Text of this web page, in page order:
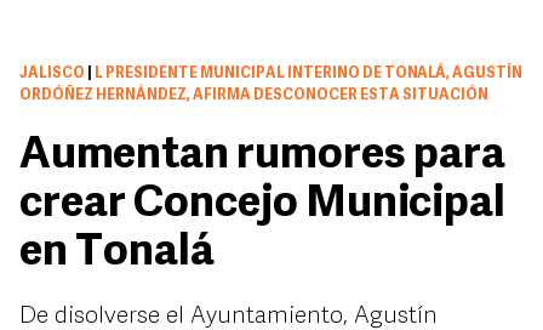
JALISCO
L PRESIDENTE MUNICIPAL INTERINO DE TONALÁ, AGUSTÍN
ORDÓÑEZ HERNÁNDEZ, AFIRMA DESCONOCER ESTA SITUACIÓN
Aumentan rumores para
crear Concejo Municipal
en Tonalá
De disolverse el Ayuntamiento, Agustín